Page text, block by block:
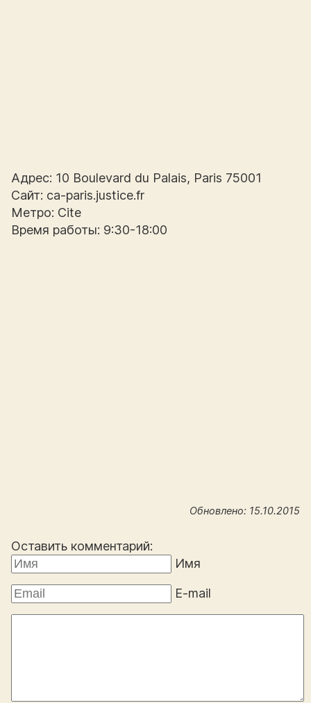
Адрес: 10 Boulevard du Palais, Paris 75001
Сайт: ca-paris.justice.fr
Метро: Cite
Время работы: 9:30-18:00
Обновлено: 15.10.2015
Оставить комментарий:
Имя
E-mail